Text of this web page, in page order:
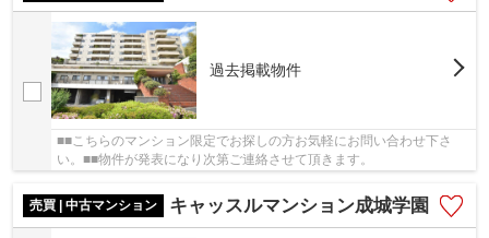
過去掲載物件
■■こちらのマンション限定でお探しの方お気軽にお問い合わせ下さ
い。■■物件が発表になり次第ご連絡させて頂きます。
売買 | 中古マンション キャッスルマンション成城学園